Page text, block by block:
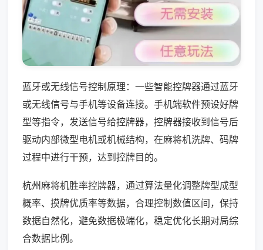
蓝牙或无线信号控制原理：一些智能控牌器通过蓝牙
或无线信号与手机等设备连接。手机端软件预设好牌
型等指令，发送信号给控牌器，控牌器接收到信号后
驱动内部微型电机或机械结构，在麻将机洗牌、码牌
过程中进行干预，达到控牌目的。
杭州麻将机胜率控牌器，通过算法量化调整牌型成型
概率、摸牌优质率等数据，合理控制数值区间，保持
数据自然化，避免数据极端化，稳定优化长期对局综
合数据比例。